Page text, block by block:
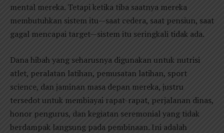
mental mereka. Tetapi ketika tiba saatnya mereka
membutuhkan sistem itu—saat cedera, saat pensiun, saat
gagal mencapai target—sistem itu seringkali tidak ada.
Dana hibah yang seharusnya digunakan untuk nutrisi
atlet, peralatan latihan, pemusatan latihan, sport
science, dan jaminan masa depan mereka, justru
tersedot untuk membiayai rapat-rapat, perjalanan dinas,
honor pengurus, dan kegiatan seremonial yang tidak
berdampak langsung pada pembinaan. Ini adalah